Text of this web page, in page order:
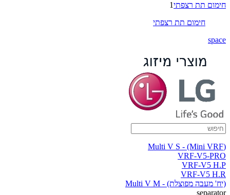
חימום תת רצפתי1
חימום תת רצפתי
space
(Multi V S - (Mini VRF
VRF-V5-PRO
VRF-V5 H.P
VRF-V5 H.R
(יח' מעבה מפוצלת) - Multi V M
separator